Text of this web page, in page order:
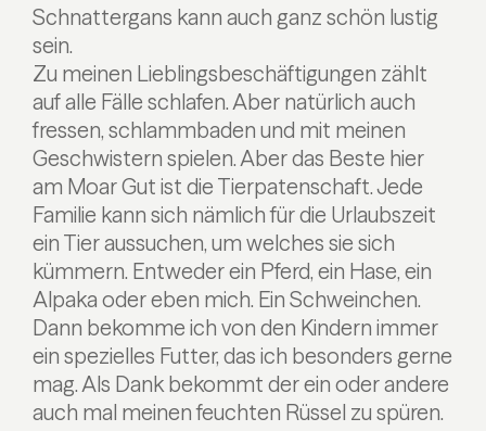
Schnattergans kann auch ganz schön lustig
sein.
Zu meinen Lieblingsbeschäftigungen zählt
auf alle Fälle schlafen. Aber natürlich auch
fressen, schlammbaden und mit meinen
Geschwistern spielen. Aber das Beste hier
am Moar Gut ist die Tierpatenschaft. Jede
Familie kann sich nämlich für die Urlaubszeit
ein Tier aussuchen, um welches sie sich
kümmern. Entweder ein Pferd, ein Hase, ein
Alpaka oder eben mich. Ein Schweinchen.
Dann bekomme ich von den Kindern immer
ein spezielles Futter, das ich besonders gerne
mag. Als Dank bekommt der ein oder andere
auch mal meinen feuchten Rüssel zu spüren.